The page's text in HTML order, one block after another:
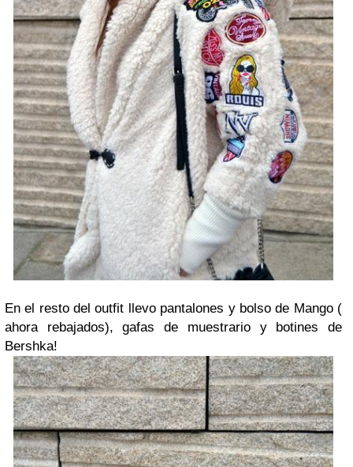
En el resto del outfit llevo pantalones y bolso de Mango (
ahora rebajados), gafas de muestrario y botines de
Bershka!